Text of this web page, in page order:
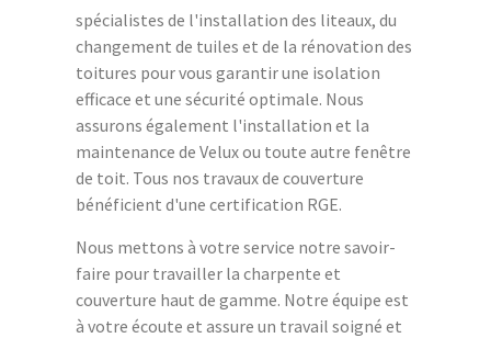
spécialistes de l'installation des liteaux, du
changement de tuiles et de la rénovation des
toitures pour vous garantir une isolation
efficace et une sécurité optimale. Nous
assurons également l'installation et la
maintenance de Velux ou toute autre fenêtre
de toit. Tous nos travaux de couverture
bénéficient d'une certification RGE.
Nous mettons à votre service notre savoir-
faire pour travailler la charpente et
couverture haut de gamme. Notre équipe est
à votre écoute et assure un travail soigné et